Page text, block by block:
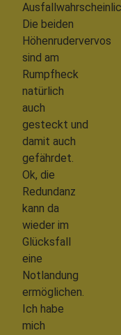
Die beiden
Höhenrudervervos
sind am
Rumpfheck
natürlich
auch
gesteckt und
damit auch
gefährdet.
Ok, die
Redundanz
kann da
wieder im
Glücksfall
eine
Notlandung
ermöglichen.
Ich habe
mich